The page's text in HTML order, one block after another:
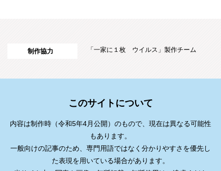
制作協力 「一家に１枚 ウイルス」製作チーム
このサイトについて
内容は制作時（令和5年4月公開）のもので、現在は異なる可能性
もあります。
一般向けの記事のため、専門用語ではなく分かりやすさを優先し
た表現を用いている場合があります。